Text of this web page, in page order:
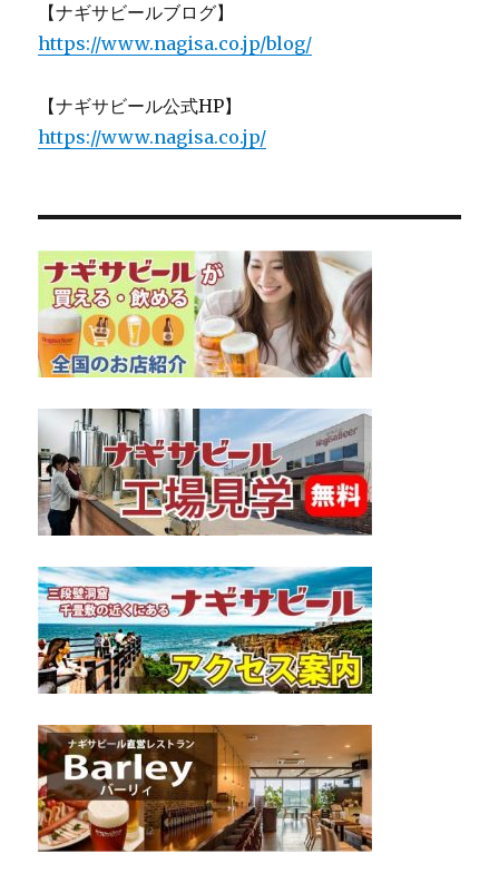
【ナギサビールブログ】
https://www.nagisa.co.jp/blog/
【ナギサビール公式HP】
https://www.nagisa.co.jp/